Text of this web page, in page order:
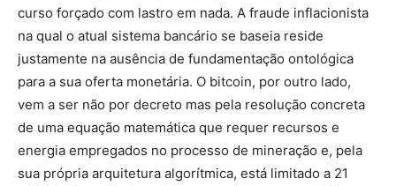
curso forçado com lastro em nada. A fraude inflacionista
na qual o atual sistema bancário se baseia reside
justamente na ausência de fundamentação ontológica
para a sua oferta monetária. O bitcoin, por outro lado,
vem a ser não por decreto mas pela resolução concreta
de uma equação matemática que requer recursos e
energia empregados no processo de mineração e, pela
sua própria arquitetura algorítmica, está limitado a 21